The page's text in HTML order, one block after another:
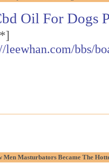
Oil For Dogs
leewhan.com/bbs/
Men Masturbators Became The